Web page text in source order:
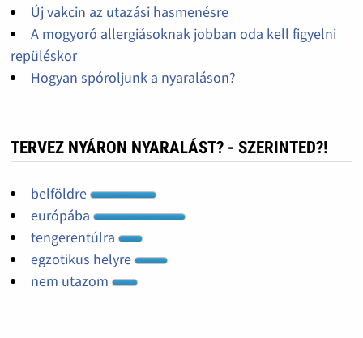
Új vakcin az utazási hasmenésre
A mogyoró allergiásoknak jobban oda kell figyelni
repüléskor
Hogyan spóroljunk a nyaraláson?
TERVEZ NYÁRON NYARALÁST? - SZERINTED?!
belföldre
európába
tengerentúlra
egzotikus helyre
nem utazom